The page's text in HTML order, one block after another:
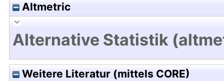
Altmetric
Alternative Statistik
Weitere Literatur (mittels CORE)